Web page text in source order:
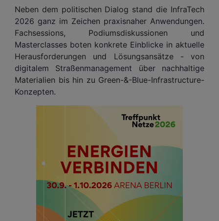
Neben dem politischen Dialog stand die InfraTech
2026 ganz im Zeichen praxisnaher Anwendungen.
Fachsessions, Podiumsdiskussionen und
Masterclasses boten konkrete Einblicke in aktuelle
Herausforderungen und Lösungsansätze - von
digitalem Straßenmanagement über nachhaltige
Materialien bis hin zu Green-&-Blue-Infrastructure-
Konzepten.